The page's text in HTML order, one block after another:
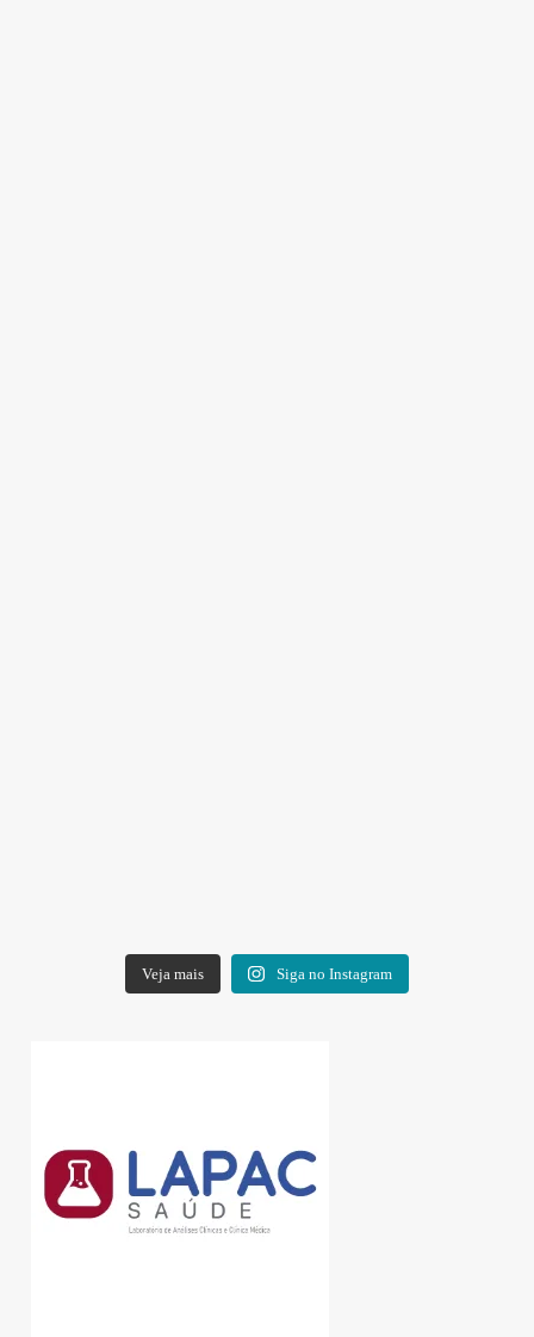
Veja mais Siga no Instagram